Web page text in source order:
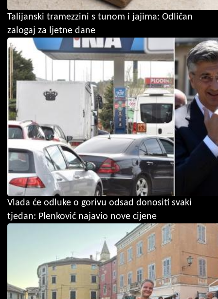
Talijanski tramezzini s tunom i jajima: Odličan
zalogaj za ljetne dane
Vlada će odluke o gorivu odsad donositi svaki
tjedan: Plenković najavio nove cijene